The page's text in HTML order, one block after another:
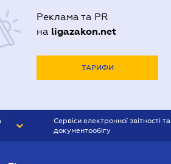
Реклама та PR
на ligazakon.net
ТАРИФИ
Сервіси електронної звітності та
документообігу